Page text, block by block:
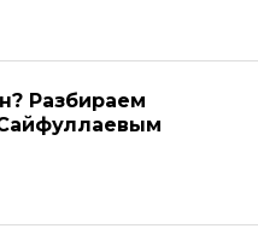
Разбираем